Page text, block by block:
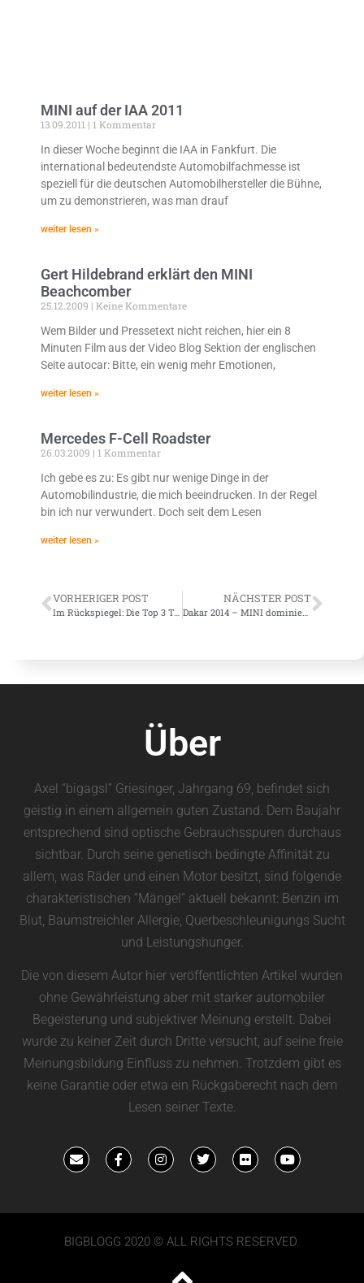
MINI auf der IAA 2011
13.09.2011
1 Kommentar
In dieser Woche beginnt die IAA in Fankfurt. Die
international bedeutendste Automobilfachmesse ist
speziell für die deutschen Automobilhersteller die Bühne,
um zu demonstrieren, was man drauf
weiter lesen »
Gert Hildebrand erklärt den MINI
Beachcomber
25.12.2009
Keine Kommentare
Wem Bilder und Pressetext nicht reichen, hier ein 8
Minuten Film aus der Video Blog Sektion der englischen
Seite autocar: Bitte, ein wenig mehr Emotionen,
weiter lesen »
Mercedes F-Cell Roadster
26.03.2009
1 Kommentar
Ich gebe es zu: Es gibt nur wenige Dinge in der
Automobilindustrie, die mich beeindrucken. In der Regel
bin ich nur verwundert. Doch seit dem Lesen
weiter lesen »
VORHERIGER POST NÄCHSTER POST
Dakar 2014 – MINI dominiert und verliert trotzdem
Über
Axel “bigagsl” Griesinger, Jahrgang 69, befindet sich
geistig in einem allgemein guten Zustand. Dem Baujahr
entsprechend sind optische Gebrauchsspuren durchaus
sichtbar. Durch seine genetisch bedingte Affinität zu
allem, was Räder und einen Motor besitzt, sind folgende
charakteristischen “Mängel” aktuell bekannt: Benzin im
Blut, Baumstreichler Allergie, Querbeschleunigungs Sucht
und Leistungshunger.
Die von diesem Autor hier veröffentlichten Artikel wurden
ohne Gewährleistung aber mit starker automobiler
Begeisterung und subjektiver Meinung erstellt. Dabei
wurde zu keiner Zeit durch Dritte versucht, auf seine freie
Meinungsbildung Einfluss zu nehmen. Trotzdem gibt es
keine Garantie oder etwa ein Rückgaberecht nach dem
Lesen seiner Texte.
BIGBLOGG 2020 © ALL RIGHTS RESERVED.